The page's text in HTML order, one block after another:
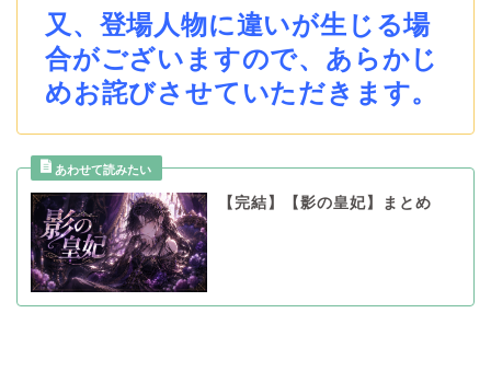
又、登場人物に違いが生じる場
合がございますので、あらかじ
めお詫びさせていただきます。
【完結】【影の皇妃】まとめ